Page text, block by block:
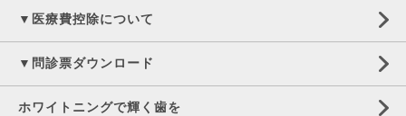
▼医療費控除について
▼問診票ダウンロード
ホワイトニングで輝く歯を